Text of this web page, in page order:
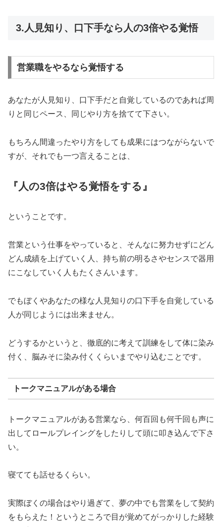
3.人見知り、口下手なら人の3倍やる覚悟
営業職をやるなら覚悟する
あなたが人見知り、口下手だと自覚しているのであれば周
りと同じペース、同じやり方を捨てて下さい。
もちろん間違ったやり方をしても成果にはつながらないで
すが、それでも一つ言えることは、
『人の3倍はやる覚悟をする』
ということです。
営業という仕事をやっていると、そんなに努力せずにどん
どん成績を上げていく人、持ち前の明るさやセンスで器用
にこなしていく人もたくさんいます。
でもぼくやあなたの様な人見知りの口下手を自覚している
人が同じようには出来ません。
どうするかというと、徹底的に考えて訓練をして体に染み
付く、脳みそに染み付くくらいまでやり込むことです。
トークマニュアルがある場合
トークマニュアルがある営業なら、何百回も何千回も声に
出してロールプレイングをしたりして頭に叩き込んで下さ
い。
寝てても話せるくらい。
実際ぼくの場合はやり過ぎて、夢の中でも営業をして契約
をもらえた！というところで目が覚めてがっかりした経験